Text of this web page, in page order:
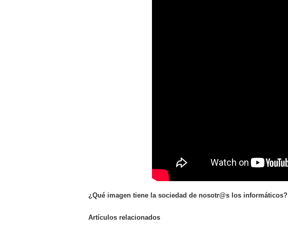
¿Qué imagen tiene la sociedad de nosotr@s los informáticos?
Artículos relacionados